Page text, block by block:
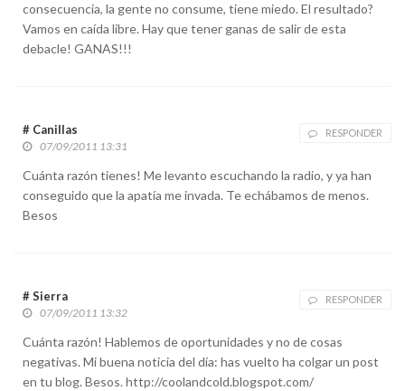
consecuencia, la gente no consume, tiene miedo. El resultado?
Vamos en caída libre. Hay que tener ganas de salir de esta
debacle! GANAS!!!
# Canillas RESPONDER
07/09/2011 13:31
Cuánta razón tienes! Me levanto escuchando la radio, y ya han
conseguido que la apatía me invada. Te echábamos de menos.
Besos
# Sierra RESPONDER
07/09/2011 13:32
Cuánta razón! Hablemos de oportunidades y no de cosas
negativas. Mi buena noticia del día: has vuelto ha colgar un post
en tu blog. Besos. http://coolandcold.blogspot.com/